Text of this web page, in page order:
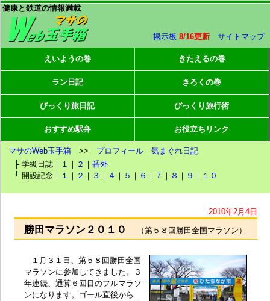
健康と鉄道の情報満載
掲示板 8/16更新 サイトマップ
えいようの巻 きたえるの巻
ラン日記 きろくの巻
びっくり旅日記 びっくり旅行術
おすすめ駅弁 お役立ちリンク
マサのWeb玉手箱 >> プロフィール
気まぐれ日記
├ 学級日誌｜ １ ｜ ２ ｜番外
└ 開設記念｜ １ ｜ ２ ｜ ３ ｜ ４ ｜ ５ ｜ ６ ｜ ７ ｜ ８ ｜ ９ ｜ １０
2010年2月4日
勝田マラソン２０１０ （第５８回勝田全国マラソン）
１月３１日、第５８回勝田全国
マラソンに参加してきました。３
年連続、通算６回目のフルマラソ
ンになります。ゴール直後から